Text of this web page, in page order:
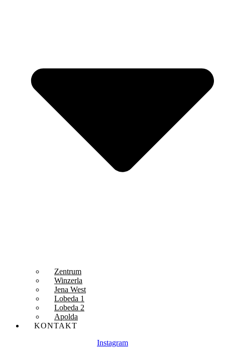
Zentrum
Winzerla
Jena West
Lobeda 1
Lobeda 2
Apolda
KONTAKT
Instagram